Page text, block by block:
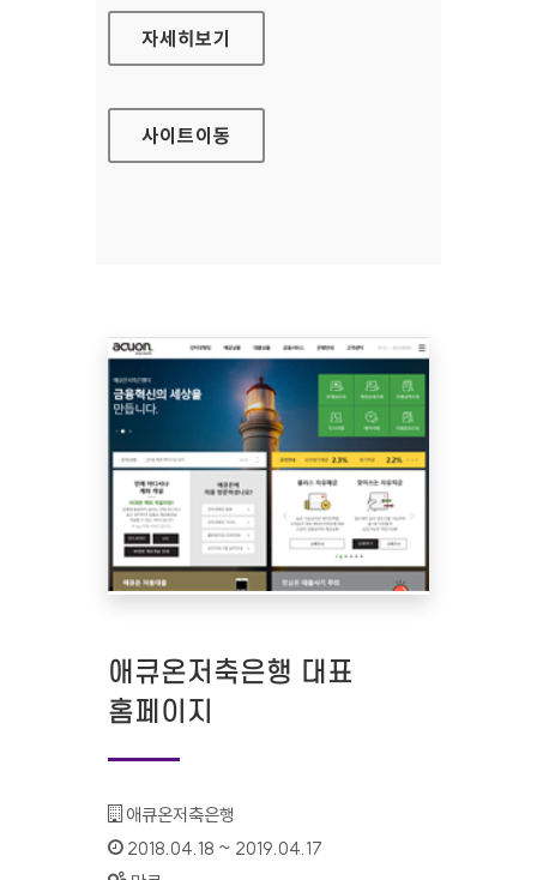
경상남도특수교육원 대표 홈페이지
자세히보기
사이트이동
애큐온저축은행 대표
홈페이지
기관명 :
애큐온저축은행
인증기간 :
2018.04.18 ~ 2019.04.17